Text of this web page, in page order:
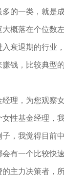
的一类，就是
概落在个位数左
衰退期的行业
钱，比较典型
理，为您观察
性基金经理，
，我觉得目前
有一个比较快
主力决策者，